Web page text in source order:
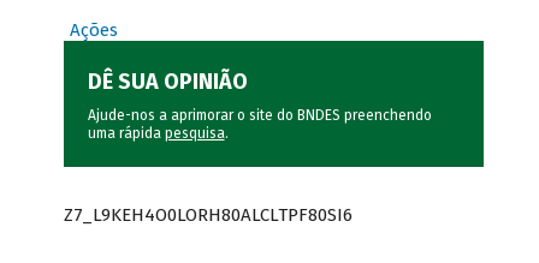
Ações
DÊ SUA OPINIÃO
Ajude-nos a aprimorar o site do BNDES preenchendo
uma rápida pesquisa.
Z7_L9KEH4O0LORH80ALCLTPF80SI6